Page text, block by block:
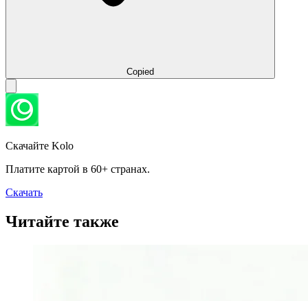
Copied
Скачайте Kolo
Платите картой в 60+ странах.
Скачать
Читайте также